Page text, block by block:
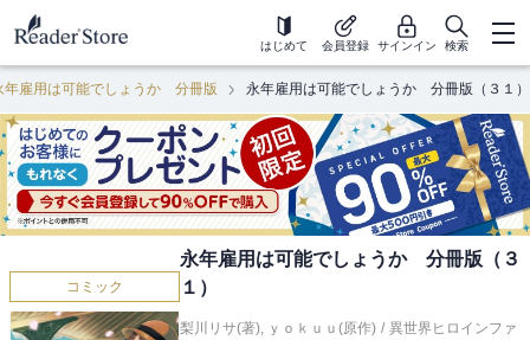
はじめて 会員登録 サインイン 検索
年雇用は可能でしょうか 分冊版 永年雇用は可能でしょうか 分冊版（３１）
コミック
永年雇用は可能でしょうか 分冊版（３
１）
梨川リサ(著), ｙｏｋｕｕ(原作) / 異世界ヒロインファ